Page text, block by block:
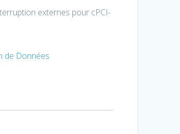
externes pour cPCI-
de Données